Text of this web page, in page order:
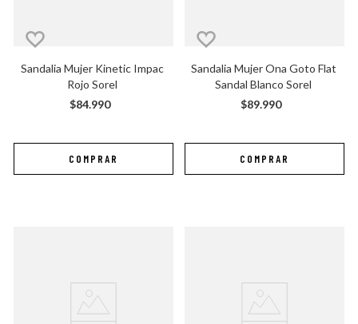
Sandalia Mujer Kinetic Impac
Rojo Sorel
$84.990
Sandalia Mujer Ona Goto Flat
Sandal Blanco Sorel
$89.990